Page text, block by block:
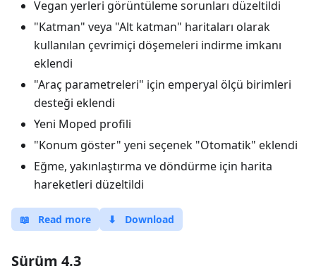
Vegan yerleri görüntüleme sorunları düzeltildi
"Katman" veya "Alt katman" haritaları olarak
kullanılan çevrimiçi döşemeleri indirme imkanı
eklendi
"Araç parametreleri" için emperyal ölçü birimleri
desteği eklendi
Yeni Moped profili
"Konum göster" yeni seçenek "Otomatik" eklendi
Eğme, yakınlaştırma ve döndürme için harita
hareketleri düzeltildi
📖 Read more ⬇ Download
Sürüm 4.3